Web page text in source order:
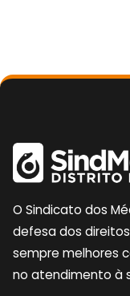
O Sindicato dos
defesa dos
sempre melhores
no atendimento à